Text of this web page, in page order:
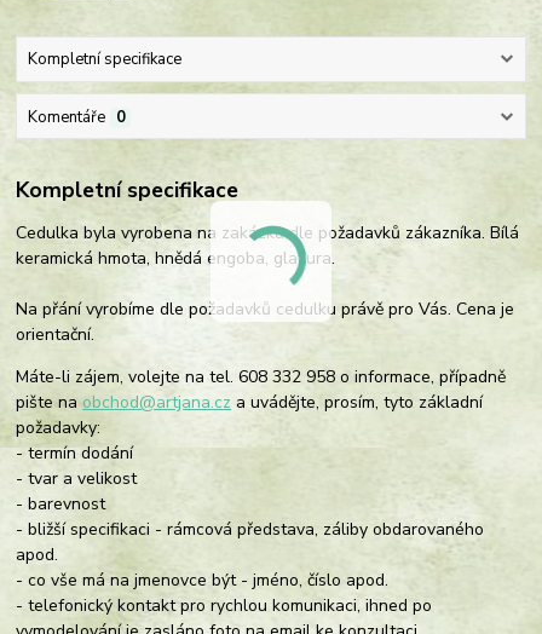
Kompletní specifikace
Komentáře 0
Kompletní specifikace
Cedulka byla vyrobena na zakázku dle požadavků zákazníka. Bílá
keramická hmota, hnědá engoba, glazura.
Na přání vyrobíme dle požadavků cedulku právě pro Vás. Cena je
orientační.
Máte-li zájem, volejte na tel. 608 332 958 o informace, případně
pište naobchod@artjana.cz a uvádějte, prosím, tyto základní
požadavky:
- termín dodání
- tvar a velikost
- barevnost
- bližší specifikaci - rámcová představa, záliby obdarovaného
apod.
- co vše má na jmenovce být - jméno, číslo apod.
- telefonický kontakt pro rychlou komunikaci, ihned po